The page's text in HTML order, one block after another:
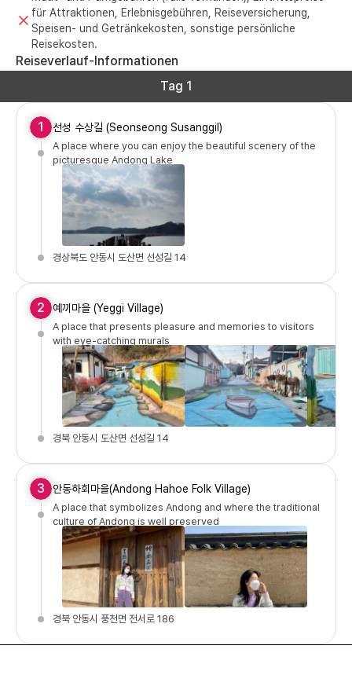
für Attraktionen, Erlebnisgebühren, Reiseversicherung,
Speisen- und Getränkekosten, sonstige persönliche
Reisekosten.
Reiseverlauf-Informationen
Tag 1
1 선성 수상길 (Seonseong Susanggil)
A place where you can enjoy the beautiful scenery of the
picturesque Andong Lake
경상북도 안동시 도산면 선성길 14
2 예끼마을 (Yeggi Village)
A place that presents pleasure and memories to visitors
with eye-catching murals
경북 안동시 도산면 선성길 14
3 안동하회마을(Andong Hahoe Folk Village)
A place that symbolizes Andong and where the traditional
culture of Andong is well preserved
경북 안동시 풍천면 전서로 186